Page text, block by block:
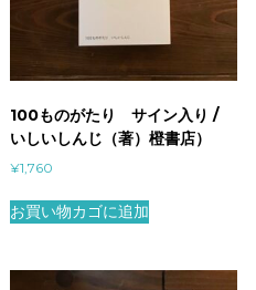
100ものがたり サイン入り /
いしいしんじ（著）橙書店）
¥1,760
お買い物カゴに追加